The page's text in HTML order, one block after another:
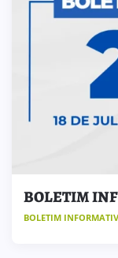
BOLETIM
BOLETIM